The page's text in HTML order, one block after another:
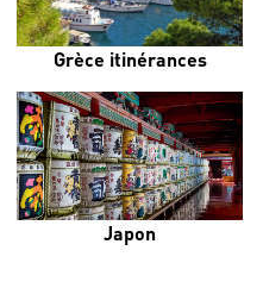
Grèce itinérances
Japon